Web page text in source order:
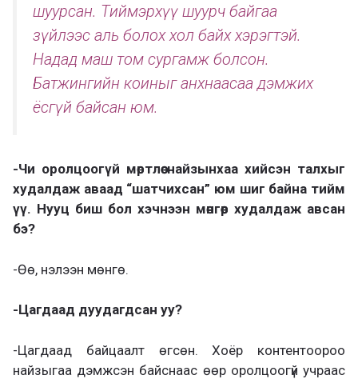
шуурсан. Тиймэрхүү шуурч байгаа
зүйлээс аль болох хол байх хэрэгтэй.
Надад маш том сургамж болсон.
Батжингийн коиныг анхнаасаа дэмжих
ёсгүй байсан юм.
-Чи оролцоогүй мөртлөө найзынхаа хийсэн талхыг
худалдаж аваад “шатчихсан” юм шиг байна тийм
үү. Нууц биш бол хэчнээн мөнгөөр худалдаж авсан
бэ?
-Өө, нэлээн мөнгө.
-Цагдаад дуудагдсан уу?
-Цагдаад байцаалт өгсөн. Хоёр контентоороо
найзыгаа дэмжсэн байснаас өөр оролцоогүй учраас